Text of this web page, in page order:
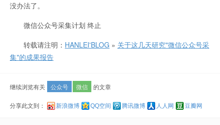
没办法了。
微信公众号采集计划 终止
转载请注明： HANLEI'BLOG » 关于这几天研究"微信公众号采
集"的成果报告
继续浏览有关 公众号 微信 的文章
分享此文到： 新浪微博 QQ空间 腾讯微博 人人网 豆瓣网